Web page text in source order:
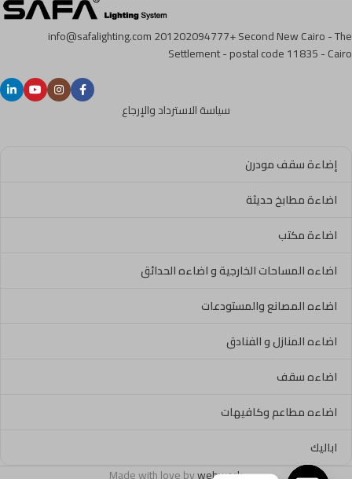
info@safalighting.com201202094777+Second New Cairo - The
Settlement - postal code 11835 - Cairo
سياسة الاسترداد والإرجاع
إضاءة سقف مودرن
اضاءة مطابخ حديثة
اضاءة مكتب
اضاءه المساحات الخارجية و اضاءه الحدائق
اضاءه المصانع والمستودعات
اضاءه المنازل و الفنادق
اضاءه سقف
اضاءه مطاعم وكافيهات
اباليك